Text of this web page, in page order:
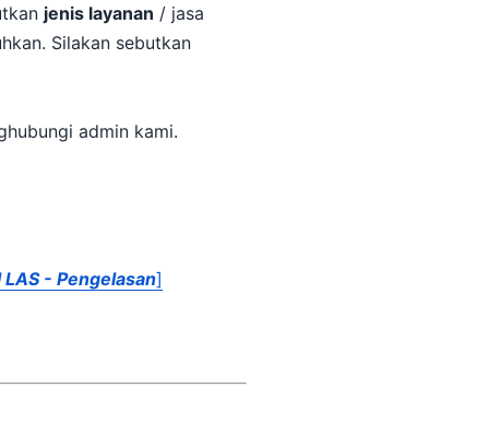
jenis layanan / jasa
, Anda dapat membacanya disini, atau dengan menghubungi admin kami.
- Pengelasan]